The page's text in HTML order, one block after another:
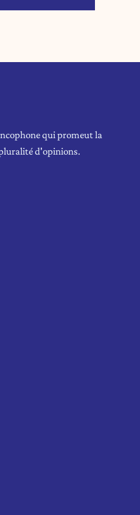
qui promeut la
d'opinions.